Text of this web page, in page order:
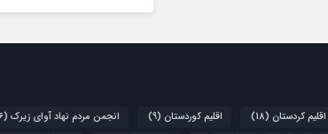
اقلیم کردستان (18) اقلیم کوردستان (9) انجمن مردم نهاد آوای زیرک (6)